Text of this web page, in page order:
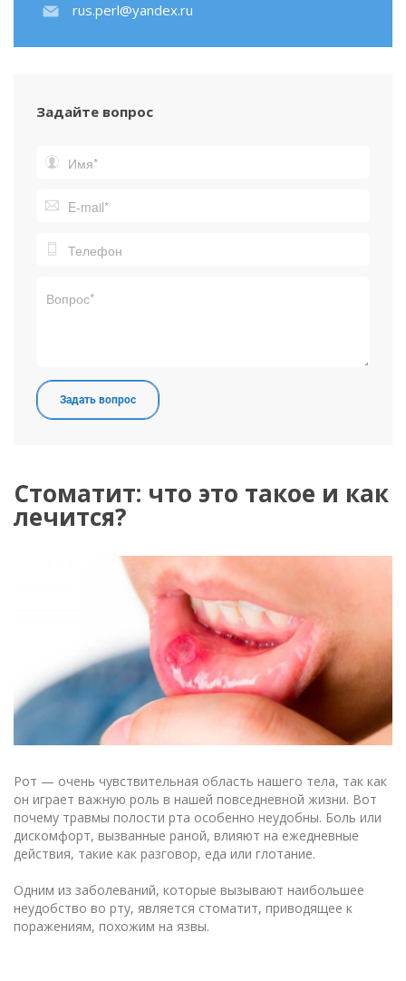
rus.perl@yandex.ru
Задайте вопрос
Стоматит: что это такое и как
лечится?
Рот — очень чувствительная область нашего тела, так как
он играет важную роль в нашей повседневной жизни. Вот
почему травмы полости рта особенно неудобны. Боль или
дискомфорт, вызванные раной, влияют на ежедневные
действия, такие как разговор, еда или глотание.
Одним из заболеваний, которые вызывают наибольшее
неудобство во рту, является стоматит, приводящее к
поражениям, похожим на язвы.